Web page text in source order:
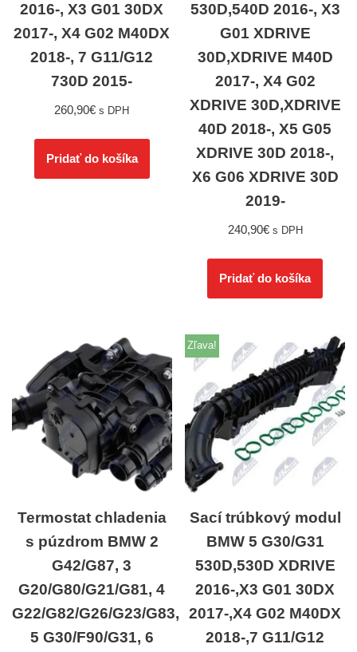
2016-, X3 G01 30DX
2017-, X4 G02 M40DX
2018-, 7 G11/G12
730D 2015-
260,90€ s DPH
Pridať do košíka
530D,540D 2016-, X3
G01 XDRIVE
30D,XDRIVE M40D
2017-, X4 G02
XDRIVE 30D,XDRIVE
40D 2018-, X5 G05
XDRIVE 30D 2018-,
X6 G06 XDRIVE 30D
2019-
240,90€ s DPH
Pridať do košíka
Termostat chladenia
s púzdrom BMW 2
G42/G87, 3
G20/G80/G21/G81, 4
G22/G82/G26/G23/G83,
5 G30/F90/G31, 6
Zľava!
Sací trúbkový modul
BMW 5 G30/G31
530D,530D XDRIVE
2016-,X3 G01 30DX
2017-,X4 G02 M40DX
2018-,7 G11/G12